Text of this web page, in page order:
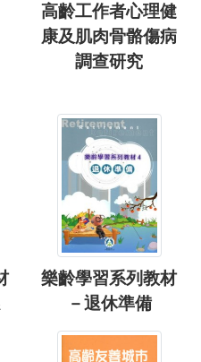
高齡工作者心理健
康及肌肉骨骼傷病
調查研究
樂齡學習系列教材
－退休準備